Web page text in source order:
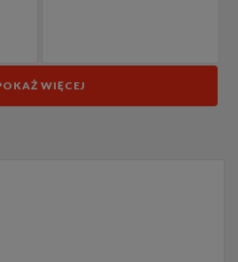
WIĘCEJ